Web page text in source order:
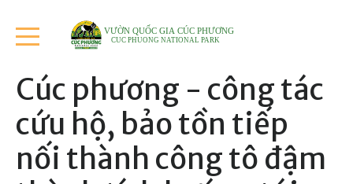
CUC PHUONG NATIONAL PARK
VƯỜN QUỐC GIA CÚC PHƯƠNG
Cúc phương - công tác
cứu hộ, bảo tồn tiếp
nối thành công tô đậm